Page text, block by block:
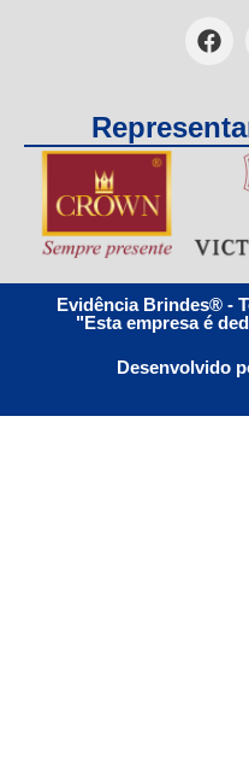
Evidência Brindes® -
"Esta empresa é
Desenvolvido